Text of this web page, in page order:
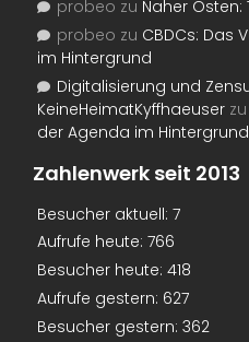
probeo zu Naher
probeo zu CBDCs: Das
im Hintergrund
Digitalisierung und
KeineHeimatKyffhaeuser zu
der Agenda im Hintergrund
Zahlenwerk seit 2013
Besucher aktuell: 7
Aufrufe heute: 766
Besucher heute: 418
Aufrufe gestern: 627
Besucher gestern: 362